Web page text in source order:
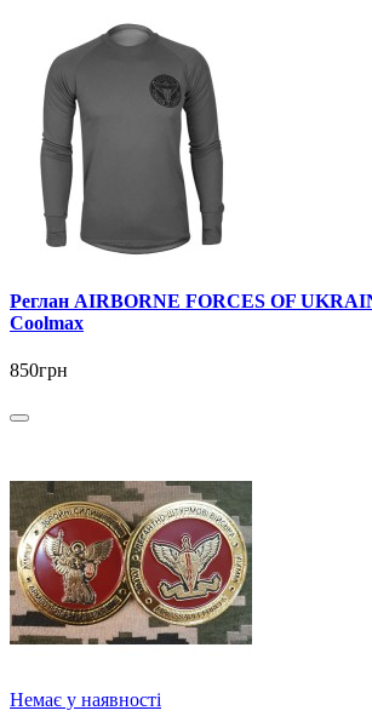
Реглан AIRBORNE FORCES OF
Coolmax
850грн
Немає у наявності